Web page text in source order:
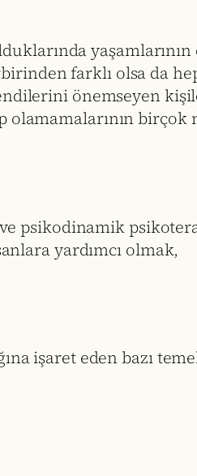
yaşamlarının
farklı olsa da
önemseyen
olamamalarının birçok
psikodinamik
yardımcı olmak,
işaret eden bazı